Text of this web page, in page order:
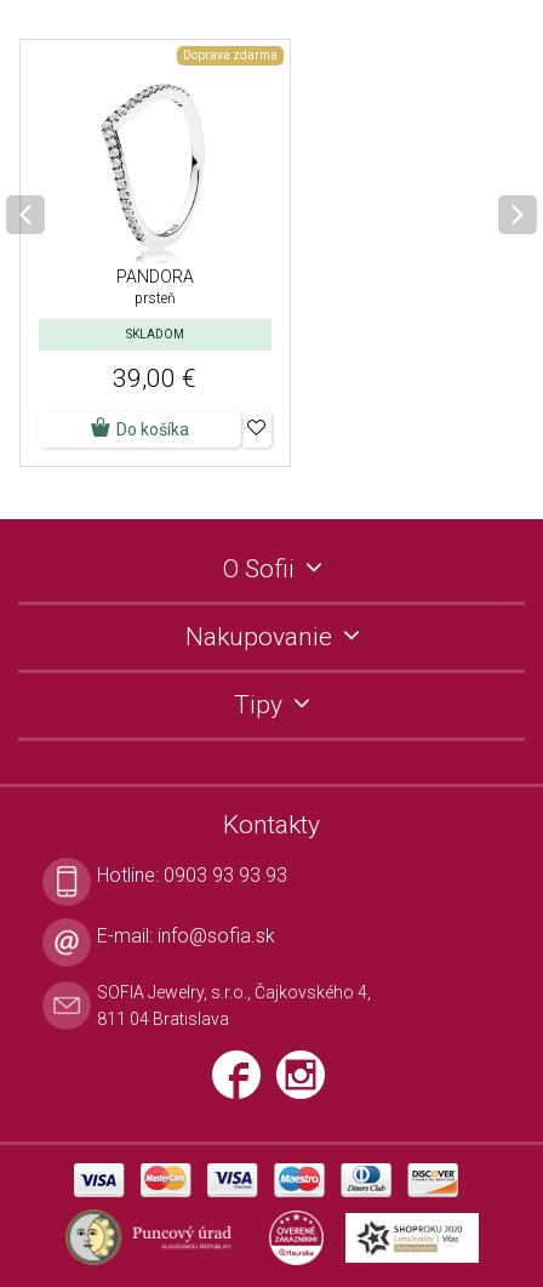
Doprava zdarma
PANDORA
prsteň
SKLADOM
39,00 €
Do košíka
O Sofii
Nakupovanie
Tipy
Kontakty
Hotline: 0903 93 93 93
E-mail: info@sofia.sk
SOFIA Jewelry, s.r.o., Čajkovského 4,
811 04 Bratislava